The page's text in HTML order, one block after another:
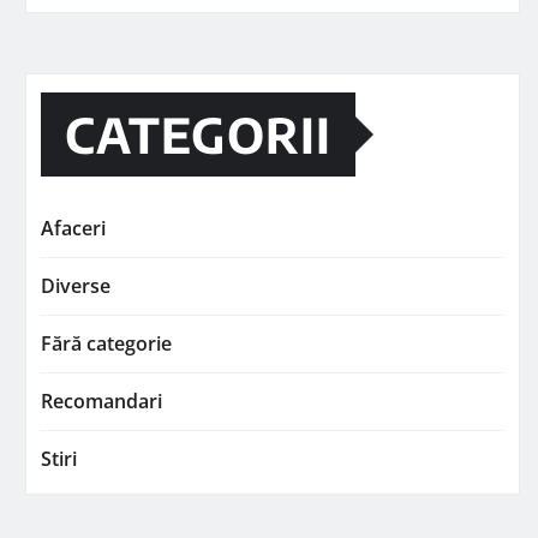
CATEGORII
Afaceri
Diverse
Fără categorie
Recomandari
Stiri